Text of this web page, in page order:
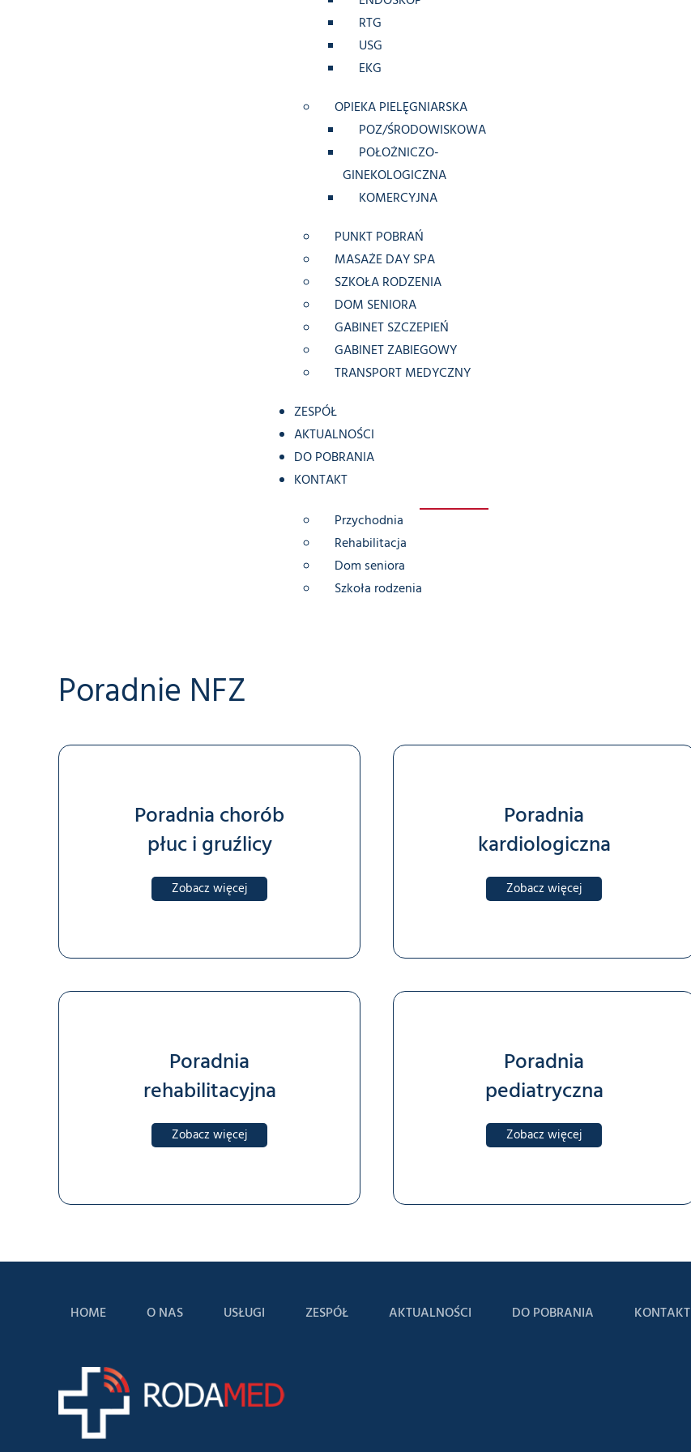
RTG
USG
EKG
OPIEKA PIELĘGNIARSKA
POZ/ŚRODOWISKOWA
POŁOŻNICZO-
GINEKOLOGICZNA
KOMERCYJNA
PUNKT POBRAŃ
MASAŻE DAY SPA
SZKOŁA RODZENIA
DOM SENIORA
GABINET SZCZEPIEŃ
GABINET ZABIEGOWY
TRANSPORT MEDYCZNY
ZESPÓŁ
AKTUALNOŚCI
DO POBRANIA
KONTAKT
Przychodnia
Rehabilitacja
Dom seniora
Szkoła rodzenia
Poradnie NFZ
Poradnia chorób
płuc i gruźlicy
Zobacz więcej
Poradnia
kardiologiczna
Zobacz więcej
Poradnia
rehabilitacyjna
Zobacz więcej
Poradnia
pediatryczna
Zobacz więcej
HOME O NAS USŁUGI ZESPÓŁ AKTUALNOŚCI DO POBRANIA KONTAKT